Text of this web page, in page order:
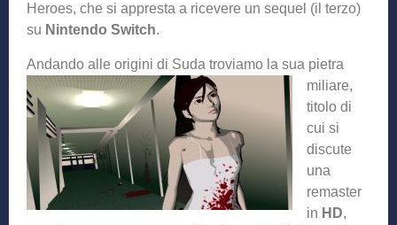
Heroes, che si appresta a ricevere un sequel (il terzo)
su Nintendo Switch.
Andando alle origini di Suda troviamo la sua pietra
miliare,
titolo di
cui si
discute
una
remaster
in HD,